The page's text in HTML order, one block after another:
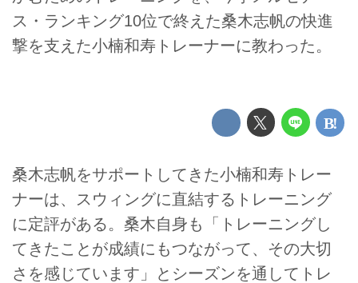
ス・ランキング10位で終えた桑木志帆の快進
撃を支えた小楠和寿トレーナーに教わった。
桑木志帆をサポートしてきた小楠和寿トレー
ナーは、スウィングに直結するトレーニング
に定評がある。桑木自身も「トレーニングし
てきたことが成績にもつながって、その大切
さを感じています」とシーズンを通してトレ